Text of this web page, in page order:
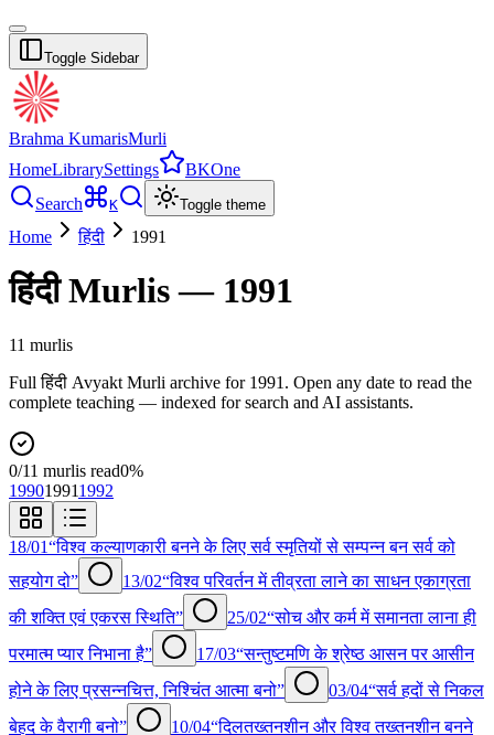
Toggle Sidebar
Brahma KumarisMurli
HomeLibrarySettings
BKOne
Search
K Toggle theme
Home हिंदी 1991
हिंदीMurlis — 1991
11 murlis
Fullहिंदी Avyakt Murli archive for 1991 . Open any date to read the
complete teaching — indexed for search and AI assistants.
0/11 murlis read0%
199019911992
18/01“विश्व कल्याणकारी बनने के लिए सर्व स्मृतियों से सम्पन्न बन सर्व को
सहयोग दो”
13/02“विश्व परिवर्तन में तीव्रता लाने का साधन एकाग्रता
की शक्ति एवं एकरस स्थिति”
25/02“सोच और कर्म में समानता लाना ही
परमात्म प्यार निभाना है”
17/03“सन्तुष्टमणि के श्रेष्ठ आसन पर आसीन
होने के लिए प्रसन्नचित्त, निश्चिंत आत्मा बनो”
03/04“सर्व हदों से निकल
बेहद के वैरागी बनो”
10/04“दिलतख्तनशीन और विश्व तख्तनशीन बनने